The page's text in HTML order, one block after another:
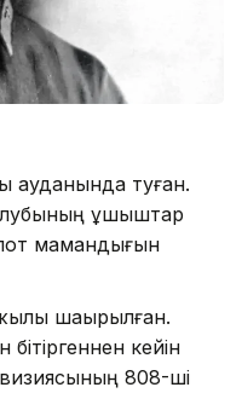
ауданында туған.
ұшқыштар
мамандығын
шақырылған.
кейін
808-ші